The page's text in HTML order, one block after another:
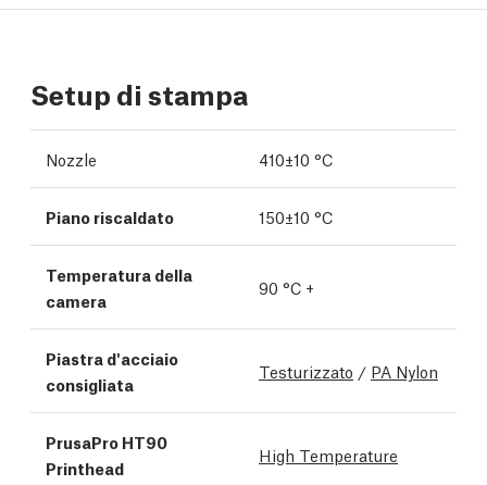
Setup di stampa
Nozzle 410±10 °C
Piano riscaldato 150±10 °C
Temperatura della
camera
90 °C +
Piastra d'acciaio
consigliata
Testurizzato / PA Nylon
PrusaPro HT90
Printhead
High Temperature